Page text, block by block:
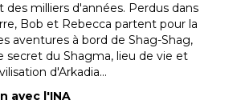
milliers d'années. Perdus dans
Bob et Rebecca partent pour la
aventures à bord de Shag-Shag,
secret du Shagma, lieu de vie et
d'Arkadia…
avec l'INA